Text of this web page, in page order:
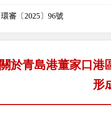
環審〔2025〕96號
關於青島港董家口港
形